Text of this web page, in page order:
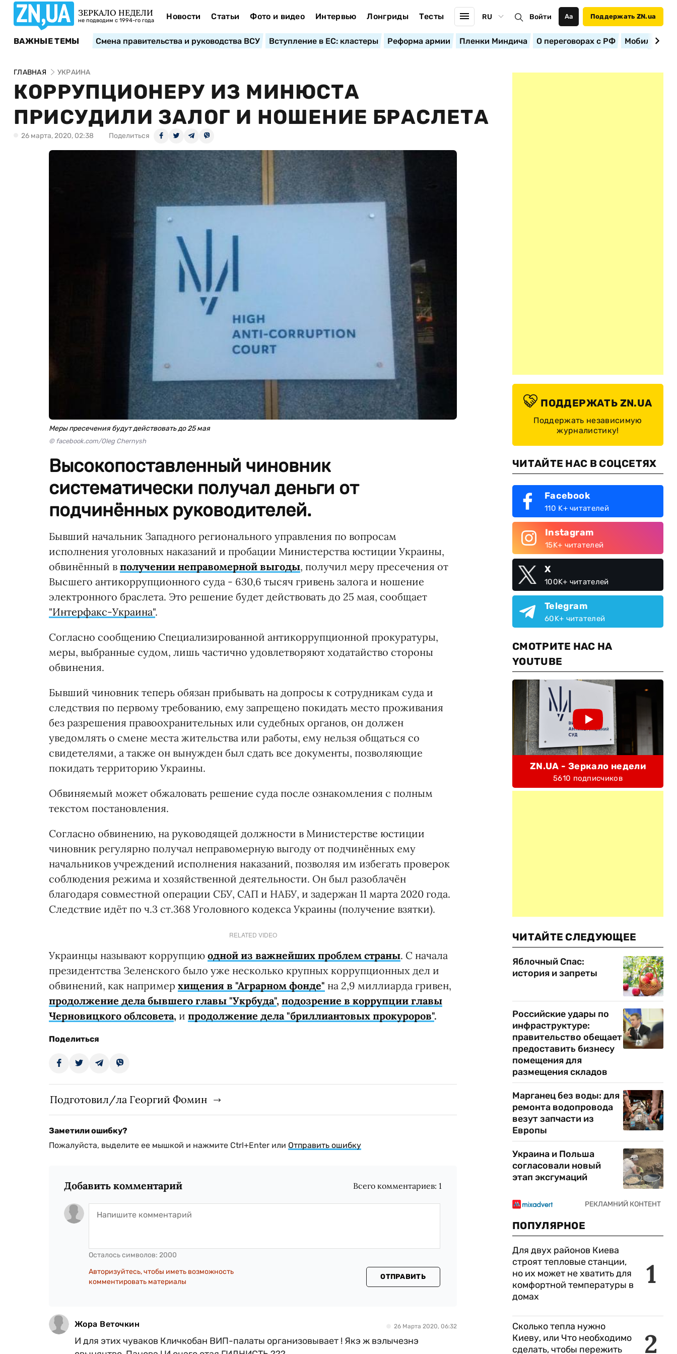
ЗЕРКАЛО НЕДЕЛИ
не подводим с 1994-го года Новости Статьи Фото и видео Интервью Лонгриды Тесты RU Войти Аа Поддержать ZN.ua
ВАЖНЫЕ ТЕМЫ Смена правительства и руководства ВСУ Вступление в ЕС: кластеры Реформа армии Пленки Миндича О переговорах с РФ
ГЛАВНАЯ УКРАИНА
КОРРУПЦИОНЕРУ ИЗ МИНЮСТА
ПРИСУДИЛИ ЗАЛОГ И НОШЕНИЕ БРАСЛЕТА
26 марта, 2020, 02:38 Поделиться
Меры пресечения будут действовать до 25 мая
© facebook.com/Oleg Chernysh
Высокопоставленный чиновник
систематически получал деньги от
подчинённых руководителей.
Бывший начальник Западного регионального управления по вопросам
исполнения уголовных наказаний и пробации Министерства юстиции Украины,
обвинённый в получении неправомерной выгоды, получил меру пресечения от
Высшего антикоррупционного суда - 630,6 тысяч гривень залога и ношение
электронного браслета. Это решение будет действовать до 25 мая, сообщает
"Интерфакс-Украина".
Согласно сообщению Специализированной антикоррупционной прокуратуры,
меры, выбранные судом, лишь частично удовлетворяют ходатайство стороны
обвинения.
Бывший чиновник теперь обязан прибывать на допросы к сотрудникам суда и
следствия по первому требованию, ему запрещено покидать место проживания
без разрешения правоохранительных или судебных органов, он должен
уведомлять о смене места жительства или работы, ему нельзя общаться со
свидетелями, а также он вынужден был сдать все документы, позволяющие
покидать территорию Украины.
Обвиняемый может обжаловать решение суда после ознакомления с полным
текстом постановления.
Согласно обвинению, на руководящей должности в Министерстве юстиции
чиновник регулярно получал неправомерную выгоду от подчинённых ему
начальников учреждений исполнения наказаний, позволяя им избегать проверок
соблюдения режима и хозяйственной деятельности. Он был разоблачён
благодаря совместной операции СБУ, САП и НАБУ, и задержан 11 марта 2020 года.
Следствие идёт по ч.3 ст.368 Уголовного кодекса Украины (получение взятки).
RELATED VIDEO
Украинцы называют коррупцию одной из важнейших проблем страны. С начала
президентства Зеленского было уже несколько крупных коррупционных дел и
обвинений, как например хищения в "Аграрном фонде" на 2,9 миллиарда гривен,
продолжение дела бывшего главы "Укрбуда", подозрение в коррупции главы
Черновицкого облсовета, и продолжение дела "бриллиантовых прокуроров".
Поделиться
Подготовил/ла Георгий Фомин
Заметили ошибку?
Пожалуйста, выделите ее мышкой и нажмите Ctrl+Enter или Отправить ошибку
Добавить комментарий Всего комментариев:1
Осталось символов: 2000
Авторизуйтесь, чтобы иметь возможность
комментировать материалы
ОТПРАВИТЬ
Жора Веточкин 26 Марта 2020, 06:32
И для этих чуваков Кличкобан ВИП-палаты организовывает ! Якэ ж вэлычезнэ
ПОДДЕРЖАТЬ ZN.UA
Поддержать независимую
журналистику!
ЧИТАЙТЕ НАС В СОЦСЕТЯХ
Facebook
110 K+ читателей
Instagram
15K+ читателей
X
100K+ читателей
Telegram
60K+ читателей
СМОТРИТЕ НАС НА
YOUTUBE
ZN.UA - Зеркало недели
5610 подписчиков
ЧИТАЙТЕ СЛЕДУЮЩЕЕ
Яблочный Спас:
история и запреты
Российские удары по
инфраструктуре:
правительство обещает
предоставить бизнесу
помещения для
размещения складов
Марганец без воды: для
ремонта водопровода
везут запчасти из
Европы
Украина и Польша
согласовали новый
этап эксгумаций
ПОПУЛЯРНОЕ
1
Для двух районов Киева
строят тепловые станции,
но их может не хватить для
комфортной температуры в
домах
2
Сколько тепла нужно
Киеву, или Что необходимо
сделать, чтобы пережить